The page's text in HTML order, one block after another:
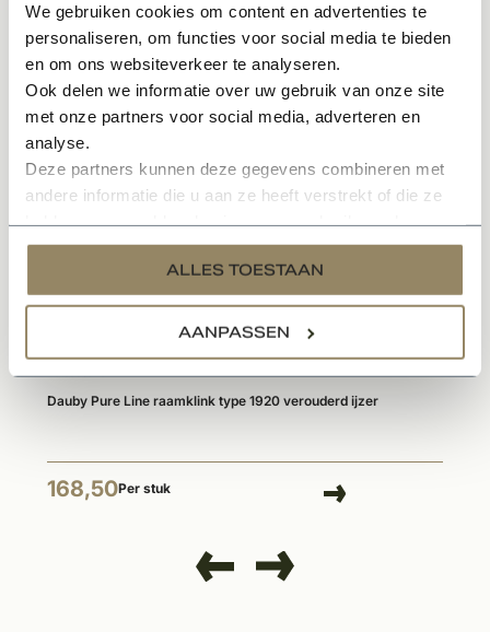
We gebruiken cookies om content en advertenties te
personaliseren, om functies voor social media te bieden
en om ons websiteverkeer te analyseren.
Ook delen we informatie over uw gebruik van onze site
met onze partners voor social media, adverteren en
analyse.
Deze partners kunnen deze gegevens combineren met
andere informatie die u aan ze heeft verstrekt of die ze
services.
ALLES TOESTAAN
AANPASSEN
Specificaties
Gerelateerde producten
Dauby Pure Line raamklink type 1920 verouderd ijzer
168,50Per stuk